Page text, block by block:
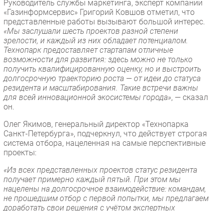
Руководитель службы маркетинга, эксперт компании
«Газинформсервис» Григорий Ковшов отметил, что
представленные работы вызывают большой интерес.
«Мы заслушали шесть проектов разной степени
зрелости, и каждый из них обладает потенциалом.
Технопарк предоставляет стартапам отличные
возможности для развития: здесь можно не только
получить квалифицированную оценку, но и выстроить
долгосрочную траекторию роста — от идеи до статуса
резидента и масштабирования. Такие встречи важны
для всей инновационной экосистемы города», — сказал
он.
Олег Якимов, генеральный директор «Технопарка
Санкт-Петербурга», подчеркнул, что действует строгая
система отбора, нацеленная на самые перспективные
проекты:
«Из всех представленных проектов статус резидента
получает примерно каждый пятый. При этом мы
нацелены на долгосрочное взаимодействие: командам,
не прошедшим отбор с первой попытки, мы предлагаем
доработать свои решения с учётом экспертных